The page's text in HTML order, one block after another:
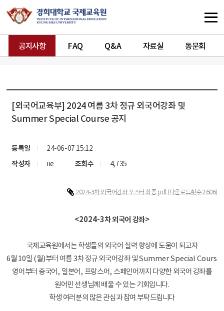
공지사항 FAQ Q&A 자료실 동문회
[외국어교육부] 2024 여름 3차 정규 외국어강좌 및
Summer Special Course 공지
등록일
24-06-07 15:12
작성자
iie 조회수 4,735
2024-3차 외국어강좌 포스터 최종.pdf(다운로드횟수:2606)
<2024-3차 외국어 강좌>
국제교육원에서는 학생들의 외국어 실력 향상에 도움이 되고자
6월10일(월)부터 여름3차 정규 외국어강좌 및Summer Special Course
영어부터 중국어, 일본어, 프랑스어, 스페인어까지 다양한 외국어 강좌를
원어민 선생님께 배울 수 있는 기회입니다.
학생 여러분의 많은 관심과 참여 부탁드립니다